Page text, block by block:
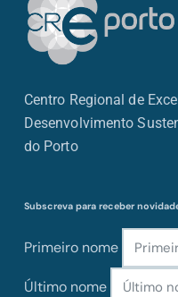
Centro Regional de
Desenvolvimento
do Porto
Subscreva para receber
Primeiro nome
Último nome